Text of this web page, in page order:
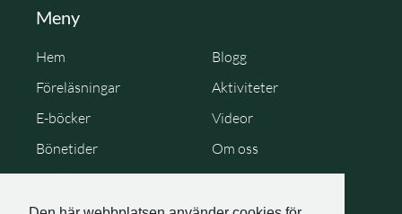
Meny
Hem
Blogg
Föreläsningar
Aktiviteter
E-böcker
Videor
Bönetider
Om oss
Cookie Policy
Personuppgiftspolicy